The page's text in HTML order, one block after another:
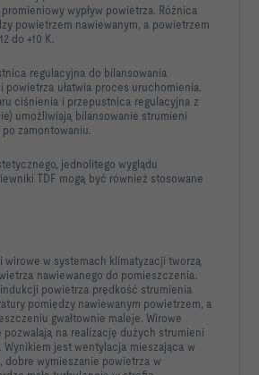
wypływ powietrza. Różnica
powietrzem nawiewanym, a powietrzem
do +10 K.
regulacyjna do bilansowania
ułatwia proces uruchomienia.
ciśnienia i przepustnica regulacyjna z
umożliwiają bilansowanie strumieni
zamontowaniu.
jednolitego wyglądu
TDF mogą być również stosowane
wirowe w systemach klimatyzacji tworzą
nawiewanego do pomieszczenia.
powietrza prędkość strumienia
pomiędzy nawiewanym powietrzem, a
gwałtownie maleje. Wirowe
na realizację dużych strumieni
jest wentylacja mieszająca w
dobre wymieszanie powietrza w